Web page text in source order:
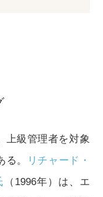
上級管理者を対象
。
リチャード・
（1996年）は、エ